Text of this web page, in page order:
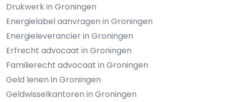
Drukwerk in Groningen
Energielabel aanvragen in Groningen
Energieleverancier in Groningen
Erfrecht advocaat in Groningen
Familierecht advocaat in Groningen
Geld lenen in Groningen
Geldwisselkantoren in Groningen